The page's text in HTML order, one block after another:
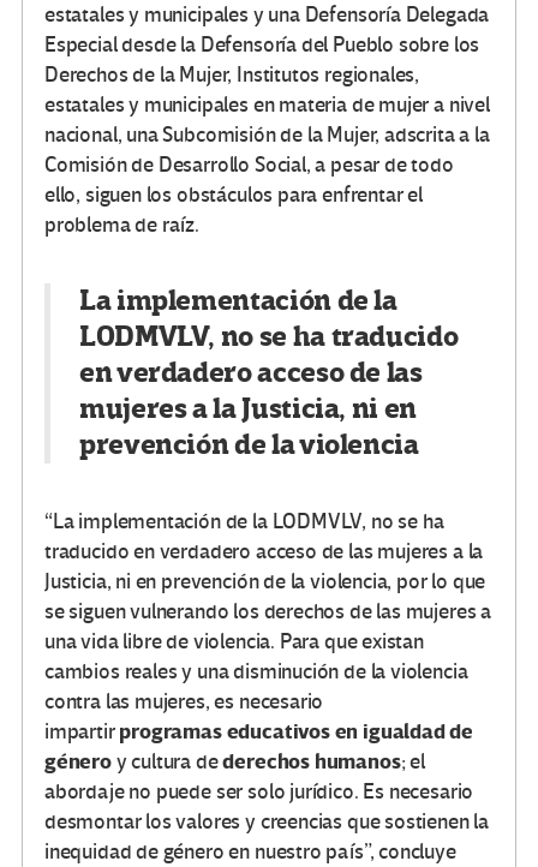
estatales y municipales y una Defensoría Delegada
Especial desde la Defensoría del Pueblo sobre los
Derechos de la Mujer, Institutos regionales,
estatales y municipales en materia de mujer a nivel
nacional, una Subcomisión de la Mujer, adscrita a la
Comisión de Desarrollo Social, a pesar de todo
ello, siguen los obstáculos para enfrentar el
problema de raíz.
La implementación de la
LODMVLV, no se ha traducido
en verdadero acceso de las
mujeres a la Justicia, ni en
prevención de la violencia
“La implementación de la LODMVLV, no se ha
traducido en verdadero acceso de las mujeres a la
Justicia, ni en prevención de la violencia, por lo que
se siguen vulnerando los derechos de las mujeres a
una vida libre de violencia. Para que existan
cambios reales y una disminución de la violencia
contra las mujeres, es necesario
impartirprogramas educativos en igualdad de
géneroy cultura dederechos humanos; el
abordaje no puede ser solo jurídico. Es necesario
desmontar los valores y creencias que sostienen la
inequidad de género en nuestro país”, concluye